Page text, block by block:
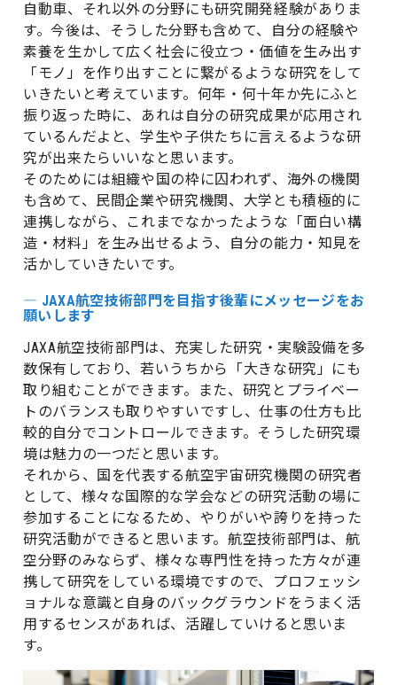
自動車、それ以外の分野にも研究開発経験がありま
す。今後は、そうした分野も含めて、自分の経験や
素養を生かして広く社会に役立つ・価値を生み出す
「モノ」を作り出すことに繋がるような研究をして
いきたいと考えています。何年・何十年か先にふと
振り返った時に、あれは自分の研究成果が応用され
ているんだよと、学生や子供たちに言えるような研
究が出来たらいいなと思います。
そのためには組織や国の枠に囚われず、海外の機関
も含めて、民間企業や研究機関、大学とも積極的に
連携しながら、これまでなかったような「面白い構
造・材料」を生み出せるよう、自分の能力・知見を
活かしていきたいです。
― JAXA航空技術部門を目指す後輩にメッセージをお
願いします
JAXA航空技術部門は、充実した研究・実験設備を多
数保有しており、若いうちから「大きな研究」にも
取り組むことができます。また、研究とプライベー
トのバランスも取りやすいですし、仕事の仕方も比
較的自分でコントロールできます。そうした研究環
境は魅力の一つだと思います。
それから、国を代表する航空宇宙研究機関の研究者
として、様々な国際的な学会などの研究活動の場に
参加することになるため、やりがいや誇りを持った
研究活動ができると思います。航空技術部門は、航
空分野のみならず、様々な専門性を持った方々が連
携して研究をしている環境ですので、プロフェッシ
ョナルな意識と自身のバックグラウンドをうまく活
用するセンスがあれば、活躍していけると思いま
す。